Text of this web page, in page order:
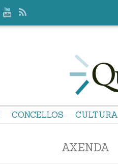
CONCELLOS CULTURA
AXENDA